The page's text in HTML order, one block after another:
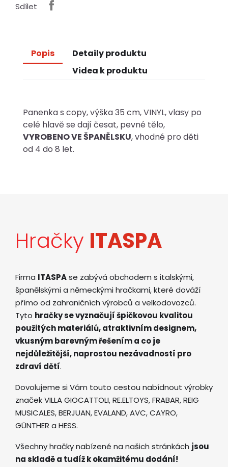
Sdílet
Popis
Detaily produktu
Videa k produktu
Panenka s copy, výška 35 cm, VINYL, vlasy po
celé hlavě se dají česat, pevné tělo,
VYROBENO VE ŠPANĚLSKU, vhodné pro děti
od 4 do 8 let.
Hračky ITASPA
Firma ITASPAse zabývá obchodem s italskými,
španělskými a německými hračkami, které dováží
přímo od zahraničních výrobců a velkodovozců.
Tyto hračky se vyznačují špičkovou kvalitou
použitých materiálů, atraktivním designem,
vkusným barevným řešením a co je
nejdůležitější, naprostou nezávadností pro
zdraví dětí.
Dovolujeme si Vám touto cestou nabídnout výrobky
značek VILLA GIOCATTOLI, RE.ELTOYS, FRABAR, REIG
MUSICALES, BERJUAN, EVALAND, AVC, CAYRO,
GÜNTHER a HESS.
Všechny hračky nabízené na našich stránkách jsou
na skladě a tudíž k okamžitému dodání!